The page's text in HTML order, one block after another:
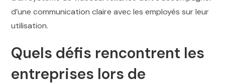
d’une communication claire avec les employés sur leur
utilisation.
Quels défis rencontrent les
entreprises lors de